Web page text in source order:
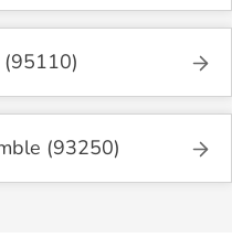
(95110)
(93250)